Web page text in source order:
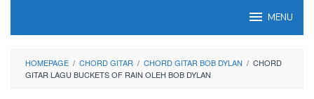
MENU
HOMEPAGE / CHORD GITAR / CHORD GITAR BOB DYLAN / CHORD
GITAR LAGU BUCKETS OF RAIN OLEH BOB DYLAN